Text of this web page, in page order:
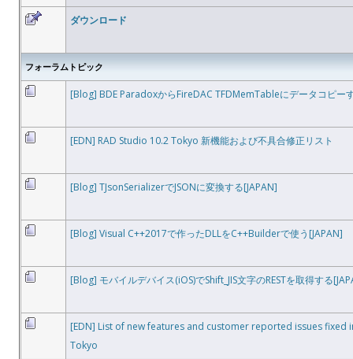
ダウンロード
フォーラムトピック
[Blog] BDE ParadoxからFireDAC TFDMemTableにデータコピー
[EDN] RAD Studio 10.2 Tokyo 新機能および不具合修正リスト
[Blog] TJsonSerializerでJSONに変換する[JAPAN]
[Blog] Visual C++2017で作ったDLLをC++Builderで使う[JAPAN]
[Blog] モバイルデバイス(iOS)でShift_JIS文字のRESTを取得する
[EDN] List of new features and customer reported issues fixed
Tokyo